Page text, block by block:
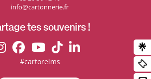
info@cartonnerie.fr
tes souvenirs !
#cartoreims